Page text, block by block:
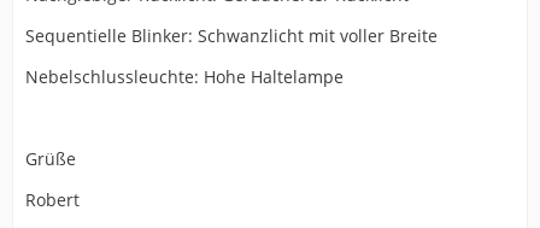
Sequentielle Blinker: Schwanzlicht mit voller Breite
Nebelschlussleuchte: Hohe Haltelampe
Grüße
Robert